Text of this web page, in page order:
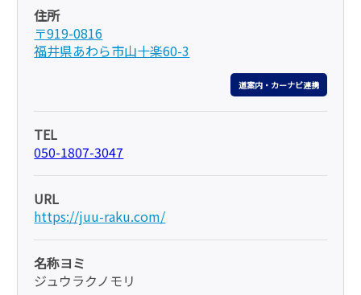
住所
〒919-0816
福井県あわら市山十楽60-3
道案内・カーナビ連携
TEL
050-1807-3047
URL
https://juu-raku.com/
名称ヨミ
ジュウラクノモリ